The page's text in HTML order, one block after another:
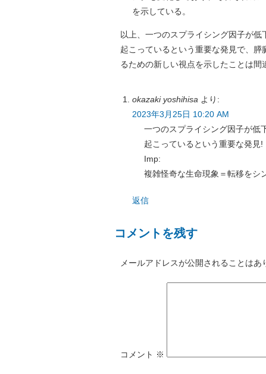
を示している。
以上、一つのスプライシング因子が
起こっているという重要な発見で、
るための新しい視点を示したことは間
okazaki yoshihisa より:
2023年3月25日 10:20 AM
一つのスプライシング因子が低
起こっているという重要な発見!
Imp:
複雑怪奇な生命現象＝転移をシ
返信
コメントを残す
メールアドレスが公開されることはあ
コメント ※